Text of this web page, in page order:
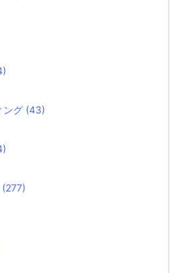
ング (43)
(277)